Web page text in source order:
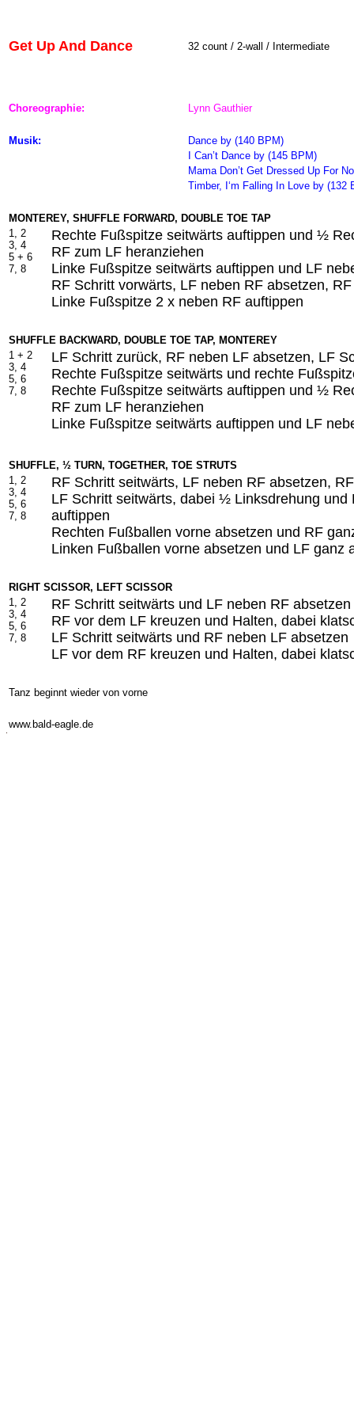
Get Up And Dance 32 count / 2-wall / Intermediate
Choreographie: Lynn Gauthier
Musik: Dance by (140 BPM)
I Can’t Dance by (145 BPM)
Mama Don’t Get Dressed Up For
Timber, I‘m Falling In Love by (132
MONTEREY, SHUFFLE FORWARD, DOUBLE TOE TAP
1, 2
3, 4
5 + 6
7, 8
Rechte Fußspitze seitwärts auftippen und ½
RF zum LF heranziehen
Linke Fußspitze seitwärts auftippen und LF
RF Schritt vorwärts, LF neben RF absetzen,
Linke Fußspitze 2 x neben RF auftippen
SHUFFLE BACKWARD, DOUBLE TOE TAP, MONTEREY
1 + 2
3, 4
5, 6
7, 8
LF Schritt zurück, RF neben LF absetzen, LF
Rechte Fußspitze seitwärts und rechte
Rechte Fußspitze seitwärts auftippen und ½
RF zum LF heranziehen
Linke Fußspitze seitwärts auftippen und LF
SHUFFLE, ½ TURN, TOGETHER, TOE STRUTS
1, 2
3, 4
5, 6
7, 8
RF Schritt seitwärts, LF neben RF absetzen,
LF Schritt seitwärts, dabei ½ Linksdrehung und
auftippen
Rechten Fußballen vorne absetzen und RF
Linken Fußballen vorne absetzen und LF ganz
RIGHT SCISSOR, LEFT SCISSOR
1, 2
3, 4
5, 6
7, 8
RF Schritt seitwärts und LF neben RF absetzen
RF vor dem LF kreuzen und Halten, dabei
LF Schritt seitwärts und RF neben LF absetzen
LF vor dem RF kreuzen und Halten, dabei
Tanz beginnt wieder von vorne
www.bald-eagle.de